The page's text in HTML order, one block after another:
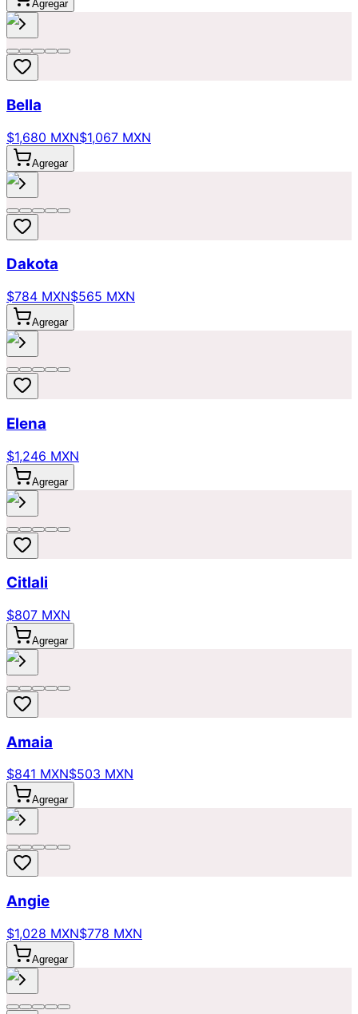
Agregar
Bella
$1,680 MXN$1,067 MXN
Agregar
Dakota
$784 MXN$565 MXN
Agregar
Elena
$1,246 MXN
Agregar
Citlali
$807 MXN
Agregar
Amaia
$841 MXN$503 MXN
Agregar
Angie
$1,028 MXN$778 MXN
Agregar